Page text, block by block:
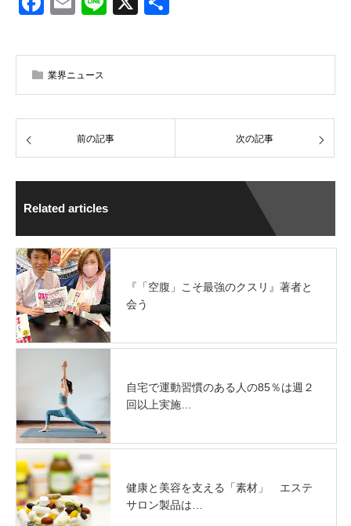
業界ニュース
前の記事 次の記事
Related articles
『「空腹」こそ最強のクスリ』著者と
会う
自宅で運動習慣のある人の85％は週２
回以上実施…
健康と美容を支える「素材」 エステ
サロン製品は…